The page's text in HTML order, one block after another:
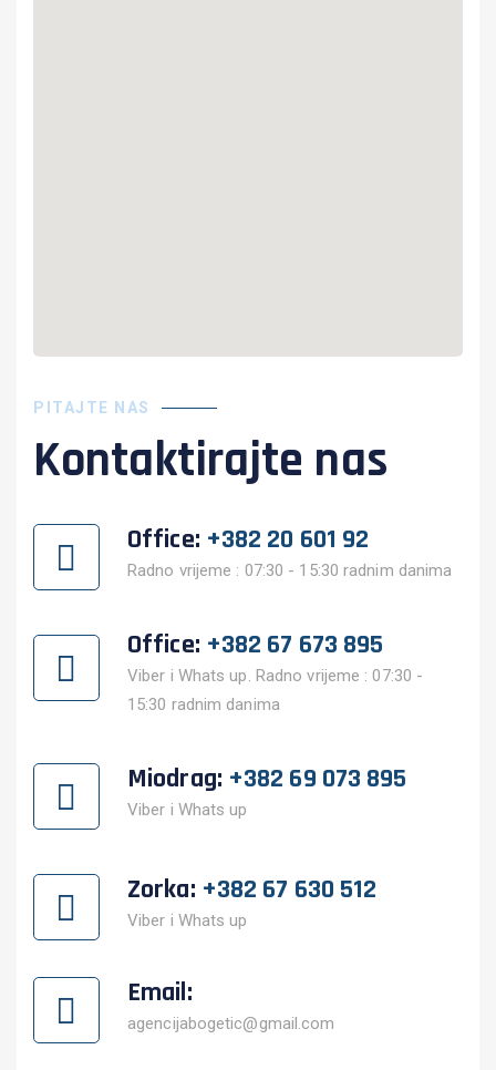
PITAJTE NAS
Kontaktirajte nas
Office: +382 20 601 92
Radno vrijeme : 07:30 - 15:30 radnim danima
Office: +382 67 673 895
Viber i Whats up. Radno vrijeme : 07:30 -
15:30 radnim danima
Miodrag: +382 69 073 895
Viber i Whats up
Zorka: +382 67 630 512
Viber i Whats up
Email:
agencijabogetic@gmail.com